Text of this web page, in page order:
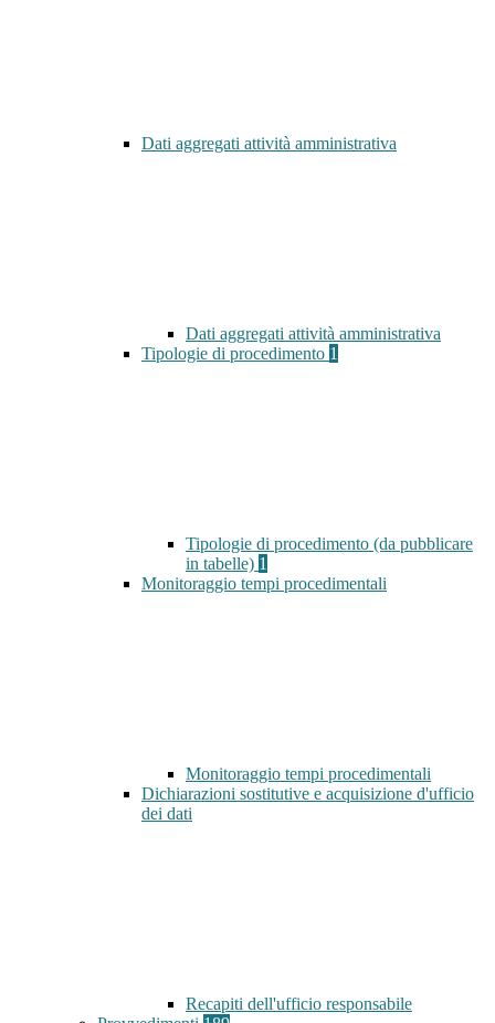
Dati aggregati attività amministrativa
Dati aggregati attività amministrativa
Tipologie di procedimento 1
Tipologie di procedimento (da pubblicare
in tabelle) 1
Monitoraggio tempi procedimentali
Monitoraggio tempi procedimentali
Dichiarazioni sostitutive e acquisizione d'ufficio
dei dati
Recapiti dell'ufficio responsabile